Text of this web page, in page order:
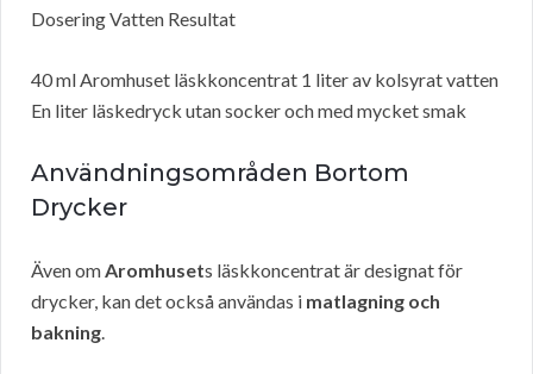
Dosering Vatten Resultat
40 ml Aromhuset läskkoncentrat 1 liter av kolsyrat vatten
En liter läskedryck utan socker och med mycket smak
Användningsområden Bortom
Drycker
Även omAromhusets läskkoncentrat är designat för
drycker, kan det också användas i matlagning och
bakning.